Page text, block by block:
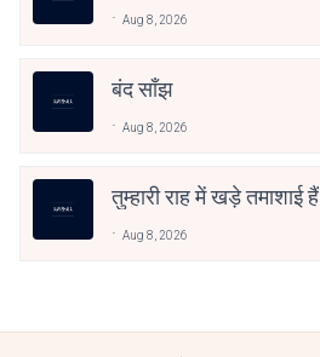
Aug 8, 2026
बंद साँझ
Aug 8, 2026
तुम्हारी राह में खड़े तमाशाई हैं
Aug 8, 2026